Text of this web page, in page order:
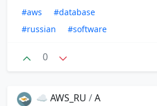
#aws
#database
#russian
#software
0
☁️ AWS_RU /A